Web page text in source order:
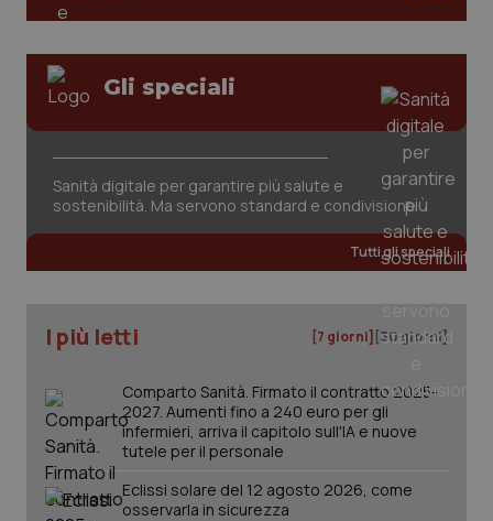
Gli speciali
Sanità digitale per garantire più salute e
sostenibilità. Ma servono standard e condivisione
Tutti gli speciali
I più letti [7 giorni] [30 giorni]
Comparto Sanità. Firmato il contratto 2025-
2027. Aumenti fino a 240 euro per gli
infermieri, arriva il capitolo sull'IA e nuove
tutele per il personale
Eclissi solare del 12 agosto 2026, come
osservarla in sicurezza